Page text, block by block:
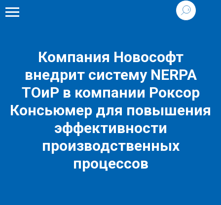
Компания Новософт
внедрит систему NERPA
ТОиР в компании Роксор
Консьюмер для повышения
эффективности
производственных
процессов